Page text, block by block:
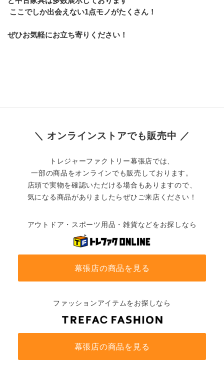
ここでしか出会えない1点モノがたくさん！
ぜひお気軽にお立ち寄りください！
＼ オンラインストアでも販売中 ／
トレジャーファクトリー幕張店では、
一部の商品をオンラインでも販売しております。
店頭で実物を確認いただける場合もありますので、
気になる商品がありましたらぜひご来店ください！
アウトドア・スポーツ用品・雑貨などをお探しなら
幕張店の商品を見る
ファッションアイテムをお探しなら
幕張店の商品を見る